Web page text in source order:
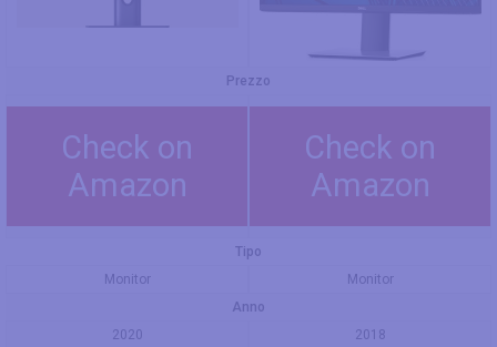
Prezzo
Check on
Amazon
Check on
Amazon
Tipo
Monitor
Monitor
Anno
2020
2018